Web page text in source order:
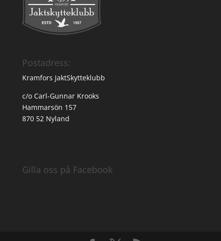
Postadress:
Kramfors JaktSkytteklubb
c/o Carl-Gunnar Krooks
Hammarsön 157
870 52 Nyland
Gilla oss på Facebook